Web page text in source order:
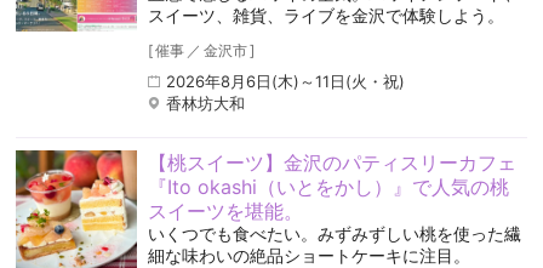
スイーツ、雑貨、ライブを金沢で体験しよう。
[催事 ／ 金沢市]
2026年8月6日(木)～11日(火・祝)
香林坊大和
【桃スイーツ】金沢のパティスリーカフェ
『Ito okashi（いとをかし）』で人気の桃
スイーツを堪能。
いくつでも食べたい。みずみずしい桃を使った繊
細な味わいの絶品ショートケーキに注目。